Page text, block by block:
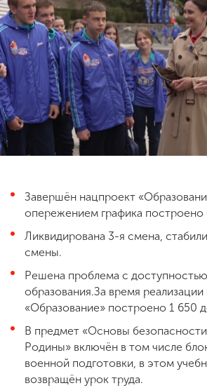
Приемная
комиссия
+7 (831) 262-26-20
Завершён нацпроект
опережением графика
Ликвидирована 3-я смена,
смены.
Решена проблема с
образования.За время
«Образование» построено 1 650
В предмет «Основы
Родины» включён в том числе
военной подготовки, в этом
возвращён урок труда.